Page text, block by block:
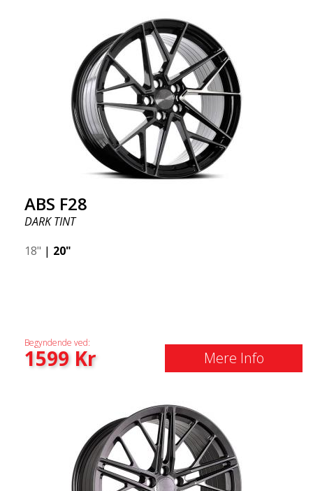
ABS F28
DARK TINT
18" | 20"
Begyndende ved:
1599Kr Mere Info